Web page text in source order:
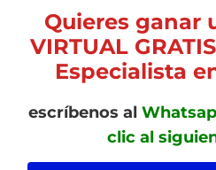
Quieres ganar
VIRTUAL
Especialista
escríbenos al
clic al